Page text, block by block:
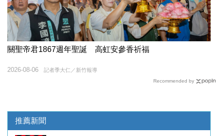
關聖帝君1867週年聖誕 高虹安參香祈福
記者季大仁／新竹報導
2026-08-06
Recommended by
推薦新聞